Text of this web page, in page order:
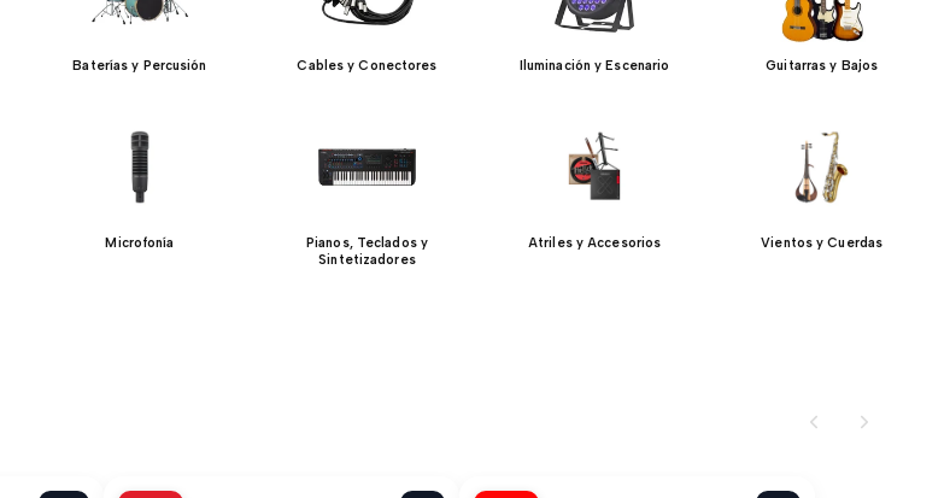
Baterías y Percusión Cables y Conectores Iluminación y Escenario Guitarras y Bajos
Microfonía
Pianos, Teclados y
Sintetizadores
Atriles y Accesorios Vientos y Cuerdas